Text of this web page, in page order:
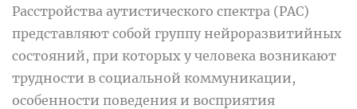
Расстройства аутистического спектра (РАС)
представляют собой группу нейроразвитийных
состояний, при которых у человека возникают
трудности в социальной коммуникации,
особенности поведения и восприятия